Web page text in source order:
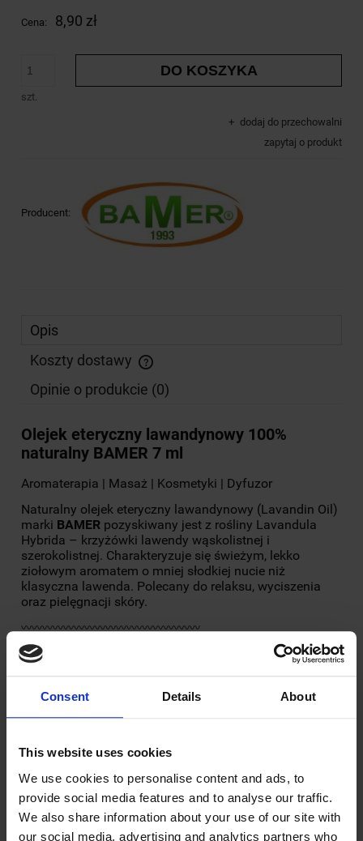
Consent Details About
This website uses cookies
We use cookies to personalise content and ads, to
provide social media features and to analyse our traffic.
We also share information about your use of our site with
our social media, advertising and analytics partners who
Cena: 8,90 zł
szt.
DO KOSZYKA
dodaj do przechowalni
zapytaj o produkt
Producent:
Opis
Koszty dostawy
Cena nie zawiera ewentualnych kosztów płatności
Opinie o produkcie (0)
Olejek eteryczny lawandynowy 100%
naturalny BAMER 7 ml
Aromaterapia | Masaż | Kosmetyki | Dyfuzor
Naturalny olejek eteryczny lawandynowy (Lavandin Oil)
marki BAMER pozyskiwany jest z rośliny Lavandula
Hybrida – krzyżówki lawendy wąskolistnej i
szerokolistnej. Charakteryzuje się świeżym, lekko
ziołowym aromatem o mniej słodkiej nucie niż
klasyczna lawenda. Polecany do relaksu, wyciszenia
oraz pielęgnacji skóry.
〰〰〰〰〰〰〰〰〰〰〰〰〰〰〰〰〰
Działanie i zastosowanie
✔️ Stosowany w pielęgnacji cery wrażliwej i
problematycznej
〰〰〰〰〰〰〰〰〰〰〰〰〰〰〰〰〰